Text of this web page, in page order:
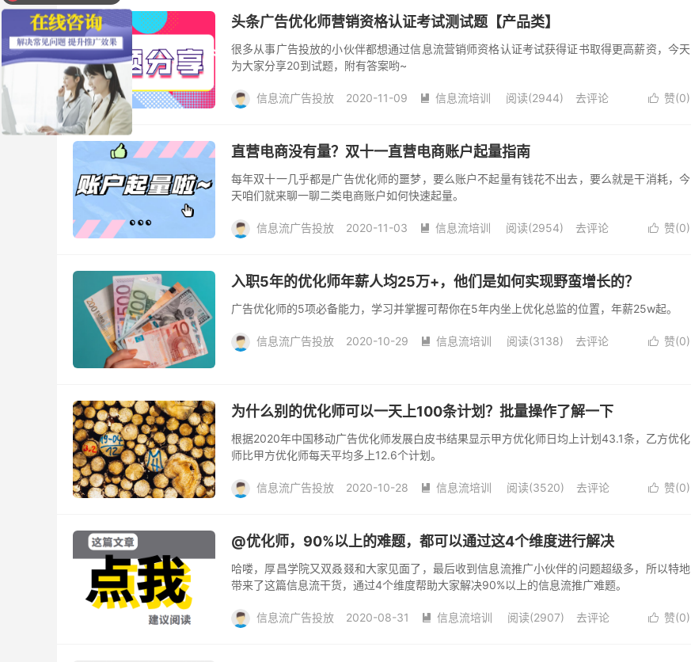
头条广告优化师营销资格认证考试测试题【产品类】
很多从事广告投放的小伙伴都想通过信息流营销师资格认证考试获得证书取得更高薪资，今天
为大家分享20到试题，附有答案哟~
 赞(0)
信息流广告投放 2020-11-09  信息流培训 阅读(2944) 去评论
直营电商没有量？双十一直营电商账户起量指南
每年双十一几乎都是广告优化师的噩梦，要么账户不起量有钱花不出去，要么就是干消耗，今
天咱们就来聊一聊二类电商账户如何快速起量。
 赞(0)
信息流广告投放 2020-11-03  信息流培训 阅读(2954) 去评论
入职5年的优化师年薪人均25万+，他们是如何实现野蛮增长的？
广告优化师的5项必备能力，学习并掌握可帮你在5年内坐上优化总监的位置，年薪25w起。
 赞(0)
信息流广告投放 2020-10-29  信息流培训 阅读(3138) 去评论
为什么别的优化师可以一天上100条计划？批量操作了解一下
根据2020年中国移动广告优化师发展白皮书结果显示甲方优化师日均上计划43.1条，乙方优化
师比甲方优化师每天平均多上12.6个计划。
 赞(0)
信息流广告投放 2020-10-28  信息流培训 阅读(3520) 去评论
@优化师，90%以上的难题，都可以通过这4个维度进行解决
哈喽，厚昌学院又双叒叕和大家见面了，最后收到信息流推广小伙伴的问题超级多，所以特地
带来了这篇信息流干货，通过4个维度帮助大家解决90%以上的信息流推广难题。
 赞(0)
信息流广告投放 2020-08-31  信息流培训 阅读(2907) 去评论